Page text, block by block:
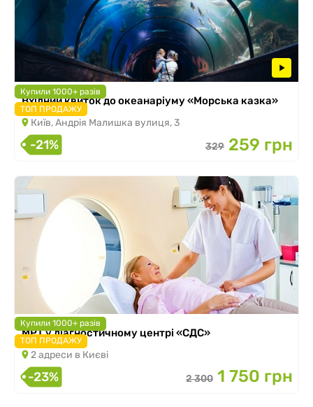
Купили 1000+ разів
ТОП ПРОДАЖУ
Вхідний квиток до океанаріуму «Морська казка»
Київ, Андрія Малишка вулиця, 3
-21% 329 259 грн
Купили 1000+ разів
ТОП ПРОДАЖУ
МРТ у діагностичному центрі «СДС»
2 адреси в Києві
-23% 2 300 1 750 грн